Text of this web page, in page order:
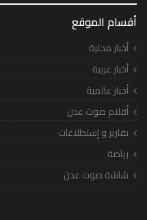
أقسام الموقع
أخبار محلية
أخبار عربية
أخبار عالمية
أقلام صوت عدن
تقارير و إستطلاعات
رياضة
شاشة صوت عدن